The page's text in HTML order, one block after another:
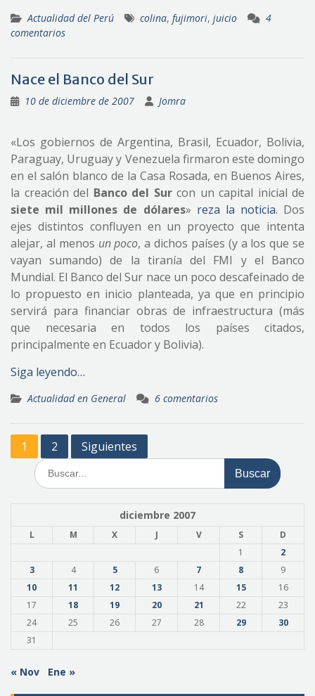
Actualidad del Perú colina, fujimori, juicio
4
comentarios
Nace el Banco del Sur
10 de diciembre de 2007 Jomra
«Los gobiernos de Argentina, Brasil, Ecuador, Bolivia,
Paraguay, Uruguay y Venezuela firmaron este domingo
en el salón blanco de la Casa Rosada, en Buenos Aires,
la creación del Banco del Surcon un capital inicial de
siete mil millones de dólares» reza la noticia. Dos
ejes distintos confluyen en un proyecto que intenta
alejar, al menos un poco, a dichos países (y a los que se
vayan sumando) de la tiranía del FMI y el Banco
Mundial. El Banco del Sur nace un poco descafeinado de
lo propuesto en inicio planteada, ya que en principio
servirá para financiar obras de infraestructura (más
que necesaria en todos los países citados,
principalmente en Ecuador y Bolivia).
Siga leyendo…
Actualidad en General 6 comentarios
Paginación
entradas
1 2 Siguientes
Buscar:
diciembre 2007
L M X J V S
D
1
2
3
4 5 6 7 8
9
10
11 12 13 14 15
16
17
18 19 20 21 22
23
24
25 26 27 28 29
30
31
« Nov Ene »